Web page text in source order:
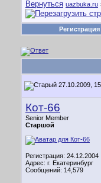
uazbuka.ru
Регистрация
27.10.2009,
Кот-66
Senior Member
Старшой
Регистрация: 24.12.2004
Адрес: г. Екатеринбург
Сообщений: 14,579